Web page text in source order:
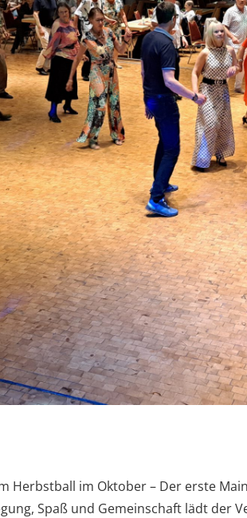
Herbstball im Oktober – Der erste
Spaß und Gemeinschaft lädt der